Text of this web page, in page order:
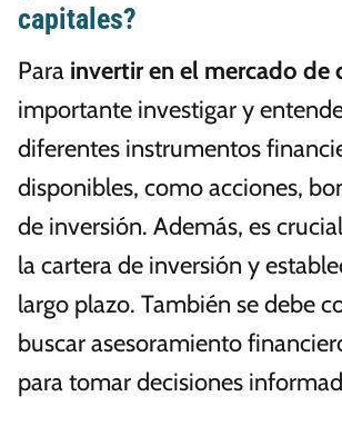
capitales?
Para invertir en el mercado de
importante investigar y
diferentes instrumentos
disponibles, como acciones,
de inversión. Además, es
la cartera de inversión y
largo plazo. También se debe
buscar asesoramiento
para tomar decisiones